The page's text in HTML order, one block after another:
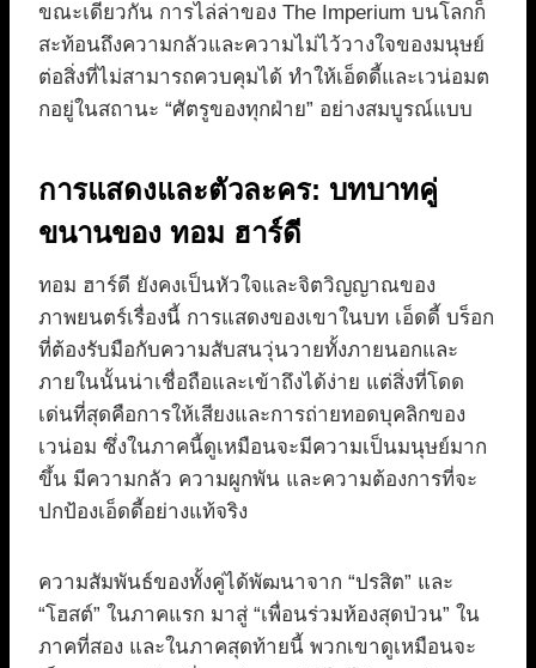
ขณะเดียวกัน การไล่ล่าของ The Imperium บนโลกก็
สะท้อนถึงความกลัวและความไม่ไว้วางใจของมนุษย์
ต่อสิ่งที่ไม่สามารถควบคุมได้ ทำให้เอ็ดดี้และเวน่อมต
กอยู่ในสถานะ “ศัตรูของทุกฝ่าย” อย่างสมบูรณ์แบบ
การแสดงและตัวละคร: บทบาทคู่
ขนานของ ทอม ฮาร์ดี
ทอม ฮาร์ดี ยังคงเป็นหัวใจและจิตวิญญาณของ
ภาพยนตร์เรื่องนี้ การแสดงของเขาในบท เอ็ดดี้ บร็อก
ที่ต้องรับมือกับความสับสนวุ่นวายทั้งภายนอกและ
ภายในนั้นน่าเชื่อถือและเข้าถึงได้ง่าย แต่สิ่งที่โดด
เด่นที่สุดคือการให้เสียงและการถ่ายทอดบุคลิกของ
เวน่อม ซึ่งในภาคนี้ดูเหมือนจะมีความเป็นมนุษย์มาก
ขึ้น มีความกลัว ความผูกพัน และความต้องการที่จะ
ปกป้องเอ็ดดี้อย่างแท้จริง
ความสัมพันธ์ของทั้งคู่ได้พัฒนาจาก “ปรสิต” และ
“โฮสต์” ในภาคแรก มาสู่ “เพื่อนร่วมห้องสุดป่วน” ใน
ภาคที่สอง และในภาคสุดท้ายนี้ พวกเขาดูเหมือนจะ